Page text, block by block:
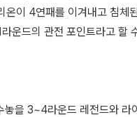
이 4연패를 이겨내고 침체
운드의 관전 포인트라고 할
을 3~4라운드 레전드와 라